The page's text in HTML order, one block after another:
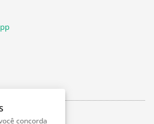
concorda